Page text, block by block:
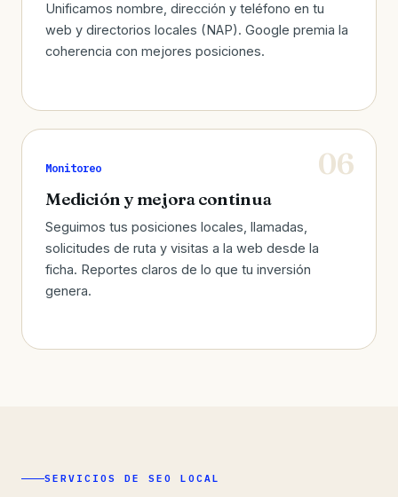
Unificamos nombre, dirección y teléfono en tu
web y directorios locales (NAP). Google premia la
coherencia con mejores posiciones.
Monitoreo
Medición y mejora continua
Seguimos tus posiciones locales, llamadas,
solicitudes de ruta y visitas a la web desde la
ficha. Reportes claros de lo que tu inversión
genera.
SERVICIOS DE SEO LOCAL